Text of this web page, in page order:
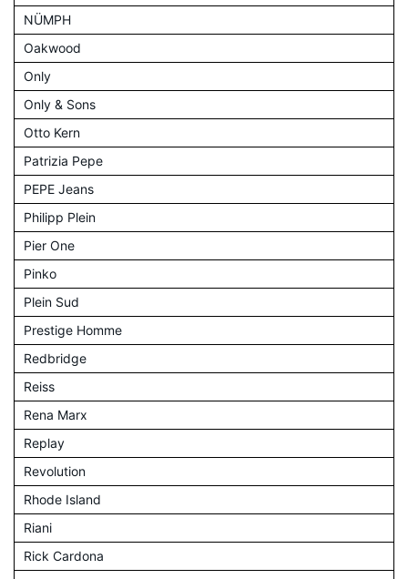
NÜMPH
Oakwood
Only
Only & Sons
Otto Kern
Patrizia Pepe
PEPE Jeans
Philipp Plein
Pier One
Pinko
Plein Sud
Prestige Homme
Redbridge
Reiss
Rena Marx
Replay
Revolution
Rhode Island
Riani
Rick Cardona